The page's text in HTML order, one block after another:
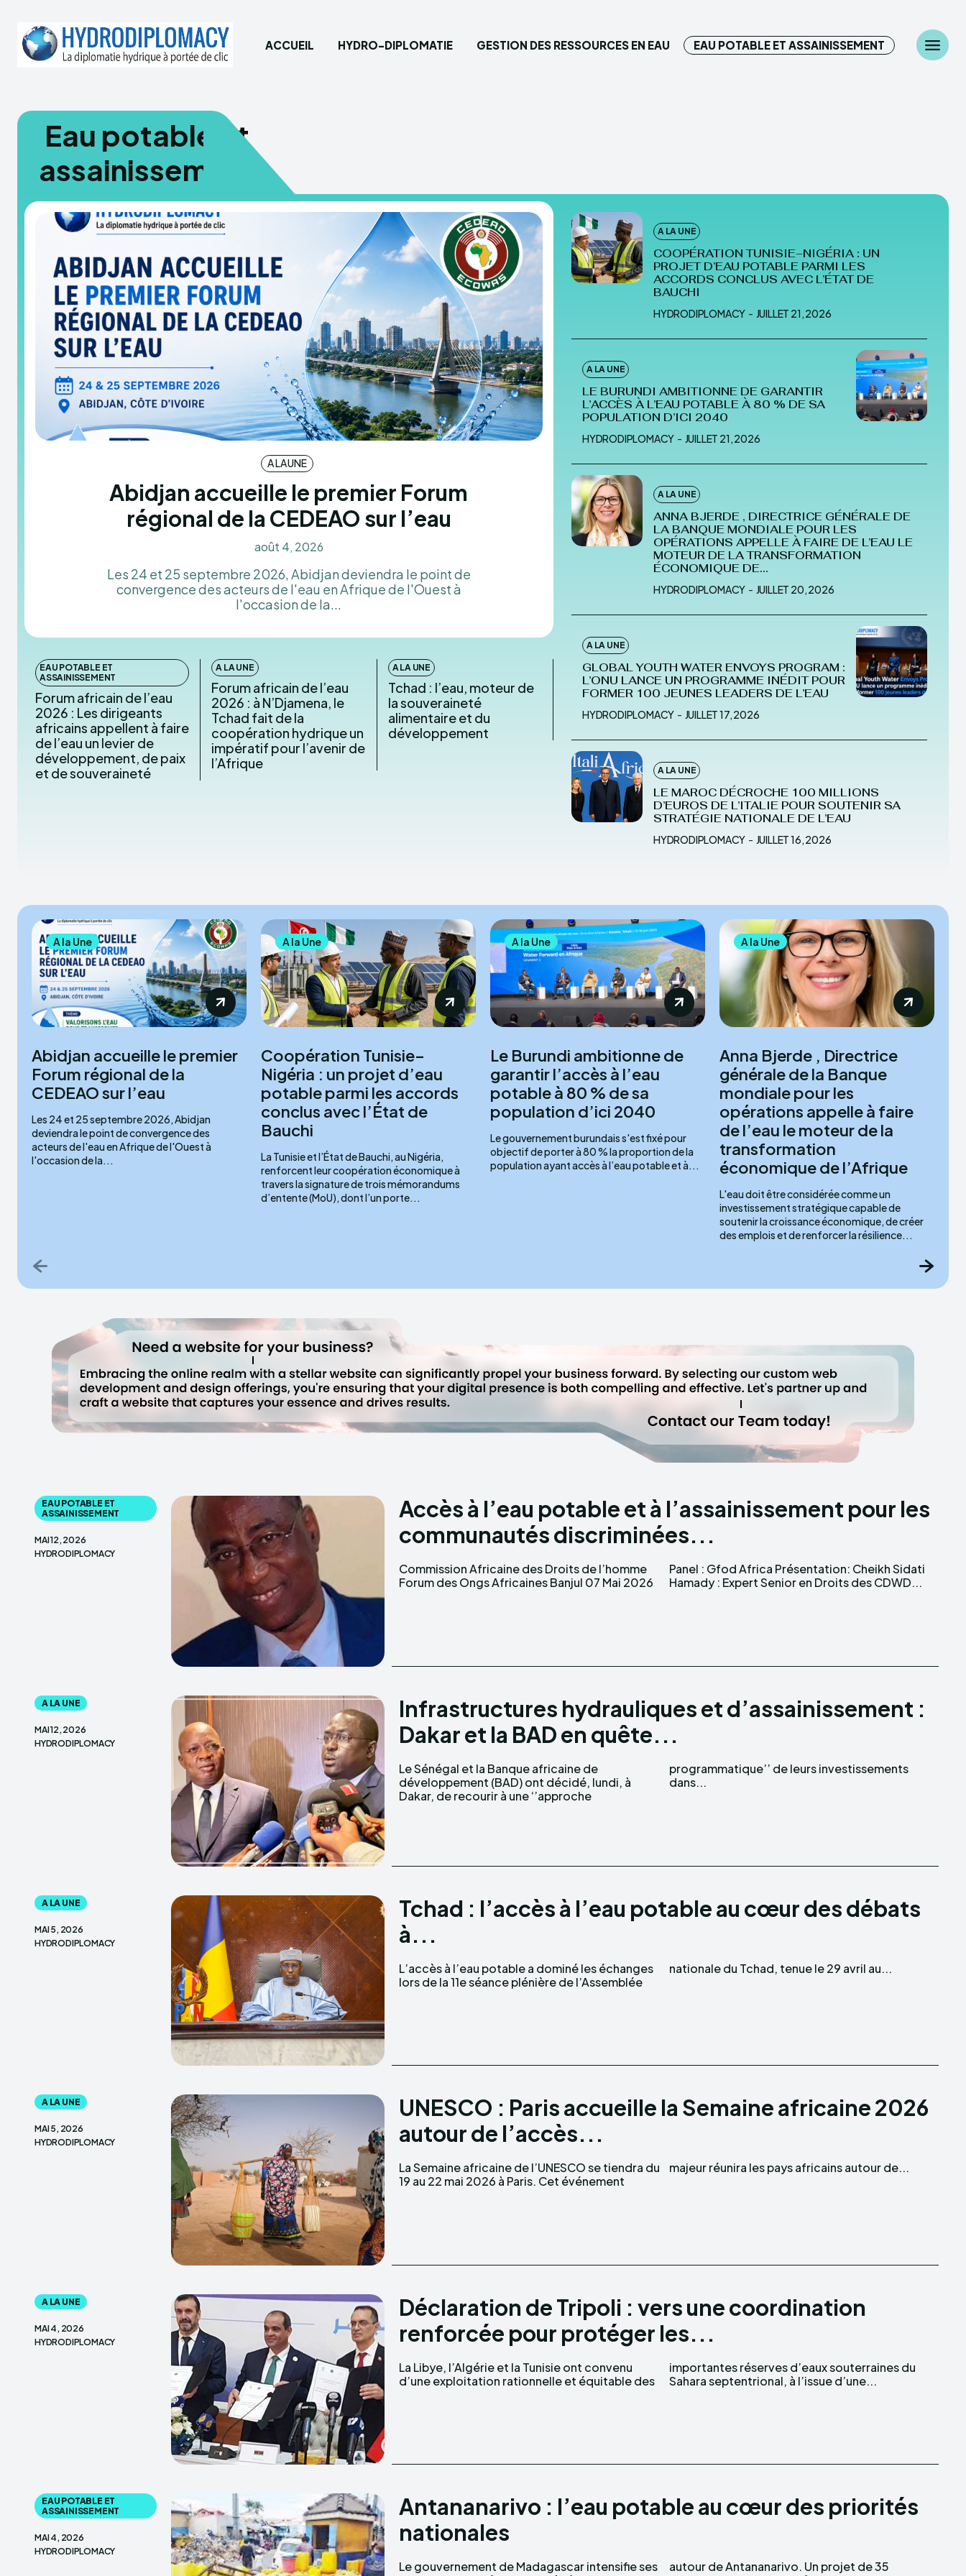
Gestion des Ressources en eau
Eau potable et Assainissement
ACCUEIL HYDRO-DIPLOMATIE GESTION DES RESSOURCES EN EAU EAU POTABLE ET ASSAINISSEMENT
Eau potable et
assainissement
A LA UNE
Abidjan accueille le premier Forum
régional de la CEDEAO sur l’eau
août 4, 2026
Les 24 et 25 septembre 2026, Abidjan deviendra le point de
convergence des acteurs de l'eau en Afrique de l'Ouest à
l'occasion de la...
EAU POTABLE ET
ASSAINISSEMENT
Forum africain de l’eau
2026 : Les dirigeants
africains appellent à faire
de l’eau un levier de
développement, de paix
et de souveraineté
A LA UNE
Forum africain de l’eau
2026 : à N’Djamena, le
Tchad fait de la
coopération hydrique un
impératif pour l’avenir de
l’Afrique
A LA UNE
Tchad : l’eau, moteur de
la souveraineté
alimentaire et du
développement
A LA UNE
COOPÉRATION TUNISIE–NIGÉRIA : UN
PROJET D’EAU POTABLE PARMI LES
ACCORDS CONCLUS AVEC L’ÉTAT DE
BAUCHI
HYDRODIPLOMACY - JUILLET 21, 2026
A LA UNE
LE BURUNDI AMBITIONNE DE GARANTIR
L’ACCÈS À L’EAU POTABLE À 80 % DE SA
POPULATION D’ICI 2040
HYDRODIPLOMACY - JUILLET 21, 2026
A LA UNE
ANNA BJERDE , DIRECTRICE GÉNÉRALE DE
LA BANQUE MONDIALE POUR LES
OPÉRATIONS APPELLE À FAIRE DE L’EAU LE
MOTEUR DE LA TRANSFORMATION
ÉCONOMIQUE DE...
HYDRODIPLOMACY - JUILLET 20, 2026
A LA UNE
GLOBAL YOUTH WATER ENVOYS PROGRAM :
L’ONU LANCE UN PROGRAMME INÉDIT POUR
FORMER 100 JEUNES LEADERS DE L’EAU
HYDRODIPLOMACY - JUILLET 17, 2026
A LA UNE
LE MAROC DÉCROCHE 100 MILLIONS
D’EUROS DE L’ITALIE POUR SOUTENIR SA
STRATÉGIE NATIONALE DE L’EAU
HYDRODIPLOMACY - JUILLET 16, 2026
A la Une
Abidjan accueille le premier
Forum régional de la
CEDEAO sur l’eau
Les 24 et 25 septembre 2026, Abidjan
deviendra le point de convergence des
acteurs de l'eau en Afrique de l'Ouest à
l'occasion de la...
A la Une
Coopération Tunisie–
Nigéria : un projet d’eau
potable parmi les accords
conclus avec l’État de
Bauchi
La Tunisie et l’État de Bauchi, au Nigéria,
renforcent leur coopération économique à
travers la signature de trois mémorandums
d’entente (MoU), dont l’un porte...
A la Une
Le Burundi ambitionne de
garantir l’accès à l’eau
potable à 80 % de sa
population d’ici 2040
Le gouvernement burundais s'est fixé pour
objectif de porter à 80 % la proportion de la
population ayant accès à l’eau potable et à...
A la Une
Anna Bjerde , Directrice
générale de la Banque
mondiale pour les
opérations appelle à faire
de l’eau le moteur de la
transformation
économique de l’Afrique
L'eau doit être considérée comme un
investissement stratégique capable de
soutenir la croissance économique, de créer
des emplois et de renforcer la résilience...
EAU POTABLE ET
ASSAINISSEMENT
MAI 12, 2026
HYDRODIPLOMACY
Accès à l’eau potable et à l’assainissement pour les
communautés discriminées...
Commission Africaine des Droits de l’homme
Forum des Ongs Africaines Banjul 07 Mai 2026
Panel : Gfod Africa Présentation: Cheikh Sidati
Hamady : Expert Senior en Droits des CDWD...
A LA UNE
MAI 12, 2026
HYDRODIPLOMACY
Infrastructures hydrauliques et d’assainissement :
Dakar et la BAD en quête...
Le Sénégal et la Banque africaine de
développement (BAD) ont décidé, lundi, à
Dakar, de recourir à une ‘’approche
programmatique’’ de leurs investissements
dans...
A LA UNE
MAI 5, 2026
HYDRODIPLOMACY
Tchad : l’accès à l’eau potable au cœur des débats
à...
L’accès à l’eau potable a dominé les échanges
lors de la 11e séance plénière de l’Assemblée
nationale du Tchad, tenue le 29 avril au...
A LA UNE
MAI 5, 2026
HYDRODIPLOMACY
UNESCO : Paris accueille la Semaine africaine 2026
autour de l’accès...
La Semaine africaine de l’UNESCO se tiendra du
19 au 22 mai 2026 à Paris. Cet événement
majeur réunira les pays africains autour de...
A LA UNE
MAI 4, 2026
HYDRODIPLOMACY
Déclaration de Tripoli : vers une coordination
renforcée pour protéger les...
La Libye, l’Algérie et la Tunisie ont convenu
d’une exploitation rationnelle et équitable des
importantes réserves d’eaux souterraines du
Sahara septentrional, à l’issue d’une...
EAU POTABLE ET
ASSAINISSEMENT
MAI 4, 2026
HYDRODIPLOMACY
Antananarivo : l’eau potable au cœur des priorités
nationales
Le gouvernement de Madagascar intensifie ses
autour de Antananarivo. Un projet de 35